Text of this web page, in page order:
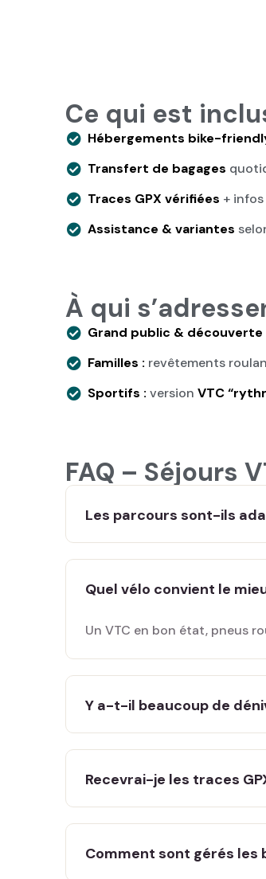
Ce qui est
Hébergements bike-
Transfert de bagages
Traces GPX vérifiées +
Assistance & variantes
À qui
Grand public &
Familles : revêtements
Sportifs : version VTC
FAQ – Séjours
Les parcours sont-ils
Quel vélo convient le
Un VTC en bon état, pneus
Y a-t-il beaucoup de
Recevrai-je les traces
Comment sont gérés les